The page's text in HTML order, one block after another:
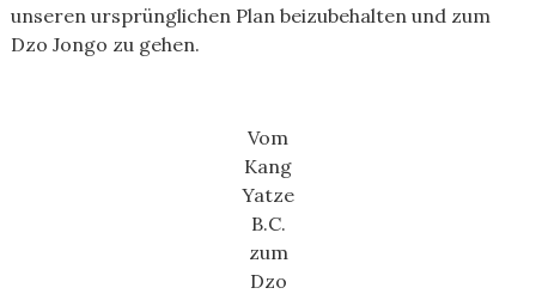
unseren ursprünglichen Plan beizubehalten und zum
Dzo Jongo zu gehen.
Vom
Kang
Yatze
B.C.
zum
Dzo